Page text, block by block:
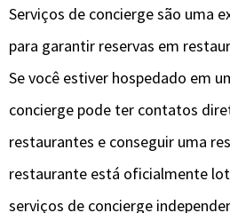
Serviços de concierge são uma
para garantir reservas em
Se você estiver hospedado em
concierge pode ter contatos
restaurantes e conseguir uma
restaurante está oficialmente
serviços de concierge